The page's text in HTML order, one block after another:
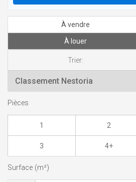
À vendre
À louer
Trier:
Pièces
1 2
3 4+
Surface (m²)